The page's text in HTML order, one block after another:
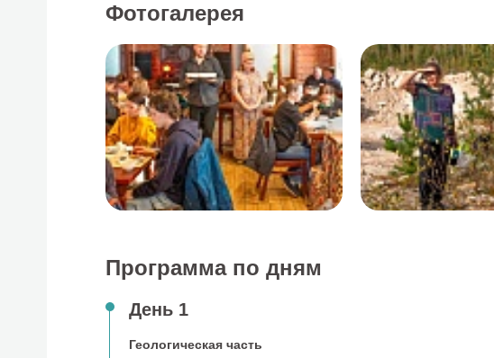
Фотогалерея
Программа по дням
День 1
Геологическая часть